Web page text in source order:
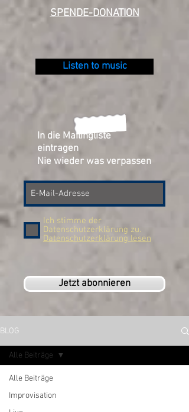
SPENDE-DONATION
Listen to music
In die Mailingliste
eintragen
Nie wieder was verpassen
Ich stimme der
Datenschutzerklärung zu.
Datenschutzerklärung lesen
Jetzt abonnieren
BLOG
Alle Beiträge
Improvisation
Alle Beiträge